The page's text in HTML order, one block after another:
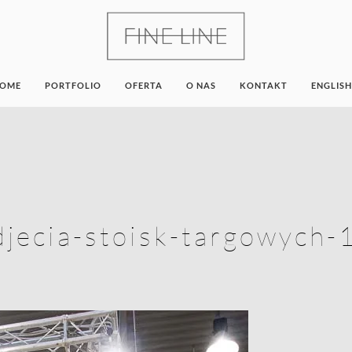
PORTFOLIO OFERTA O NAS KONTAKT ENGLISH
stoisk-targowych-